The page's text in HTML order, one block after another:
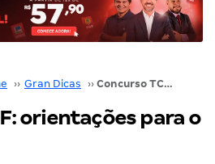
›› Gran Dicas ›› Concurso TCDF: orientações para o Gran Dicas
orientações para o